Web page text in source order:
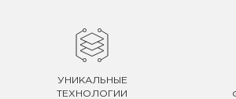
УНИКАЛЬНЫЕ
ТЕХНОЛОГИИ